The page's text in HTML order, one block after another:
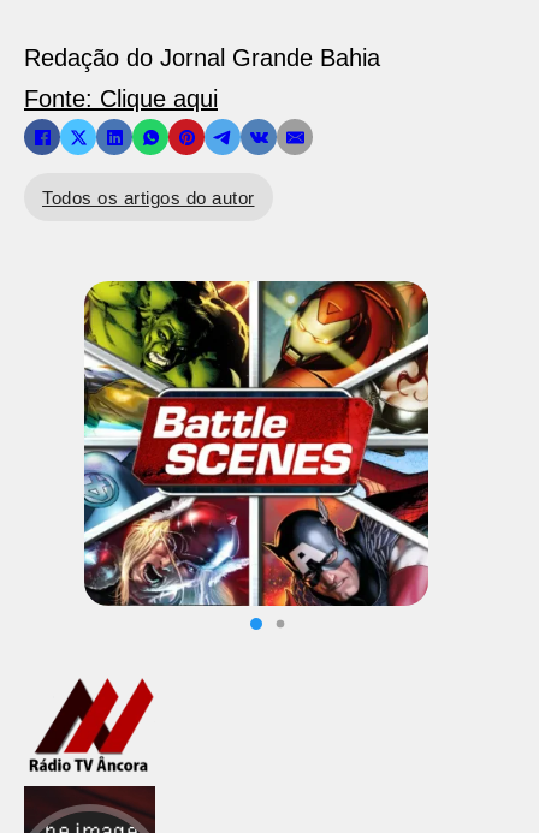
Redação do Jornal Grande Bahia
Fonte: Clique aqui
Todos os artigos do autor